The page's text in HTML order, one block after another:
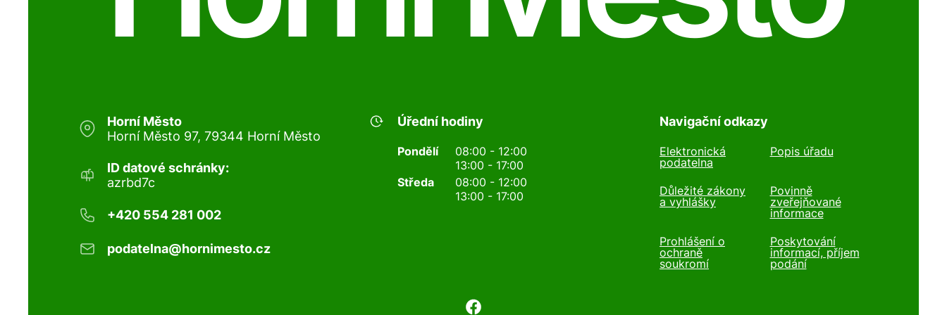
Horní Město
Horní Město 97, 79344 Horní Město
ID datové schránky:
azrbd7c
+420 554 281 002
podatelna@hornimesto.cz
Úřední hodiny
Pondělí
08:00 - 12:00
13:00 - 17:00
Středa
08:00 - 12:00
13:00 - 17:00
Navigační odkazy
Elektronická
podatelna
Popis úřadu
Důležité zákony
a vyhlášky
Povinně
zveřejňované
informace
Prohlášení o
ochraně
soukromí
Poskytování
informací, příjem
podání